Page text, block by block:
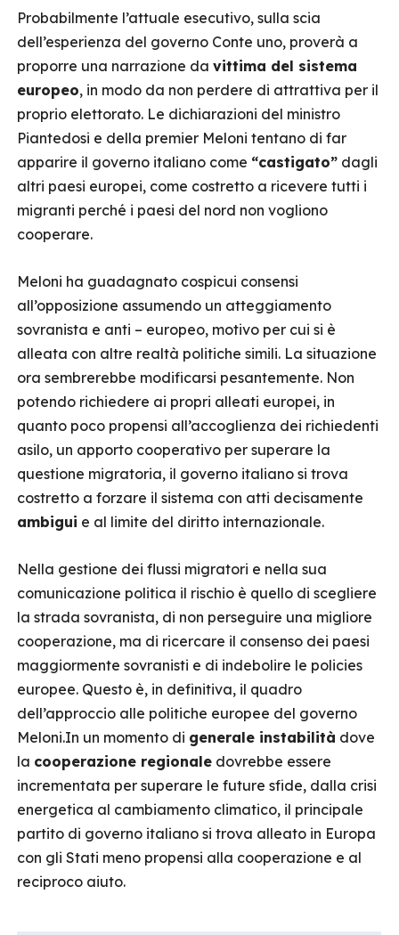
Probabilmente l’attuale esecutivo, sulla scia
dell’esperienza del governo Conte uno, proverà a
proporre una narrazione da vittima del sistema
europeo, in modo da non perdere di attrattiva per il
proprio elettorato. Le dichiarazioni del ministro
Piantedosi e della premier Meloni tentano di far
apparire il governo italiano come “castigato” dagli
altri paesi europei, come costretto a ricevere tutti i
migranti perché i paesi del nord non vogliono
cooperare.
Meloni ha guadagnato cospicui consensi
all’opposizione assumendo un atteggiamento
sovranista e anti – europeo, motivo per cui si è
alleata con altre realtà politiche simili. La situazione
ora sembrerebbe modificarsi pesantemente. Non
potendo richiedere ai propri alleati europei, in
quanto poco propensi all’accoglienza dei richiedenti
asilo, un apporto cooperativo per superare la
questione migratoria, il governo italiano si trova
costretto a forzare il sistema con atti decisamente
ambigui e al limite del diritto internazionale.
Nella gestione dei flussi migratori e nella sua
comunicazione politica il rischio è quello di scegliere
la strada sovranista, di non perseguire una migliore
cooperazione, ma di ricercare il consenso dei paesi
maggiormente sovranisti e di indebolire le policies
europee. Questo è, in definitiva, il quadro
dell’approccio alle politiche europee del governo
Meloni.In un momento di generale instabilità dove
la cooperazione regionale dovrebbe essere
incrementata per superare le future sfide, dalla crisi
energetica al cambiamento climatico, il principale
partito di governo italiano si trova alleato in Europa
con gli Stati meno propensi alla cooperazione e al
reciproco aiuto.